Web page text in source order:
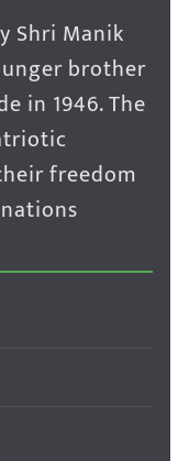
Shri Manik
brother
in 1946. The
freedom